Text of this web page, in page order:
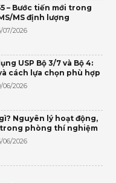
– Bước tiến mới trong
MS định lượng
07/2026
USP Bộ 3/7 và Bộ 4:
cách lựa chọn phù hợp
06/2026
Nguyên lý hoạt động,
trong phòng thí nghiệm
06/2026